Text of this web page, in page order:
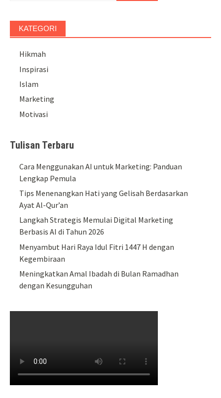
KATEGORI
Hikmah
Inspirasi
Islam
Marketing
Motivasi
Tulisan Terbaru
Cara Menggunakan AI untuk Marketing: Panduan
Lengkap Pemula
Tips Menenangkan Hati yang Gelisah Berdasarkan
Ayat Al-Qur’an
Langkah Strategis Memulai Digital Marketing
Berbasis AI di Tahun 2026
Menyambut Hari Raya Idul Fitri 1447 H dengan
Kegembiraan
Meningkatkan Amal Ibadah di Bulan Ramadhan
dengan Kesungguhan